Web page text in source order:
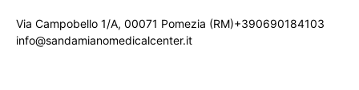
Via Campobello 1/A, 00071 Pomezia (RM)+390690184103
info@sandamianomedicalcenter.it